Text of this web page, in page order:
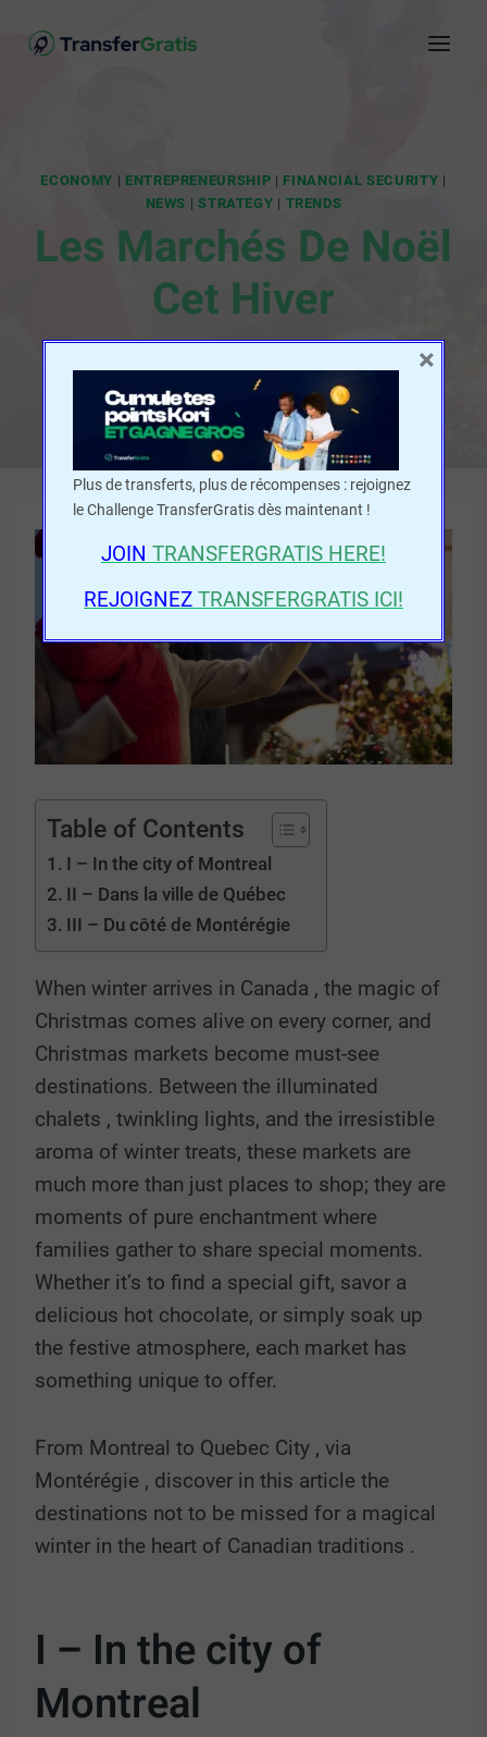
ECONOMY | ENTREPRENEURSHIP | FINANCIAL SECURITY |
NEWS |STRATEGY | TRENDS
Les Marchés De Noël
Cet Hiver
Table of Contents
I – In the city of Montreal
II – Dans la ville de Québec
III – Du côté de Montérégie
When winter arrives in Canada , the magic of
Christmas comes alive on every corner, and
Christmas markets become must-see
destinations. Between the illuminated
chalets , twinkling lights, and the irresistible
aroma of winter treats, these markets are
much more than just places to shop; they are
moments of pure enchantment where
families gather to share special moments.
Whether it’s to find a special gift, savor a
delicious hot chocolate, or simply soak up
the festive atmosphere, each market has
something unique to offer.
From Montreal to Quebec City , via
Montérégie , discover in this article the
destinations not to be missed for a magical
winter in the heart of Canadian traditions .
I – In the city of
Montreal
Plus de transferts, plus de récompenses : rejoignez
le Challenge TransferGratis dès maintenant !
JOIN TRANSFERGRATIS HERE!
REJOIGNEZ TRANSFERGRATIS ICI!
×